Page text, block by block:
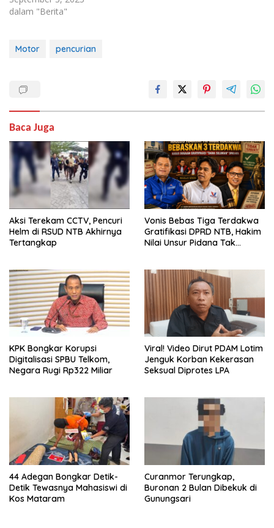
dalam "Berita"
Motor pencurian
Baca Juga
Aksi Terekam CCTV, Pencuri
Helm di RSUD NTB Akhirnya
Tertangkap
Vonis Bebas Tiga Terdakwa
Gratifikasi DPRD NTB, Hakim
Nilai Unsur Pidana Tak
KPK Bongkar Korupsi
Digitalisasi SPBU Telkom,
Negara Rugi Rp322 Miliar
Viral! Video Dirut PDAM Lotim
Jenguk Korban Kekerasan
Seksual Diprotes LPA
44 Adegan Bongkar Detik-
Detik Tewasnya Mahasiswi di
Kos Mataram
Curanmor Terungkap,
Buronan 2 Bulan Dibekuk di
Gunungsari